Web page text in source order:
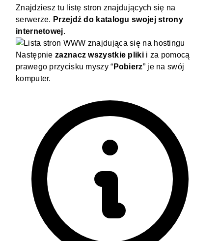
Znajdziesz tu listę stron znajdujących się na
serwerze. Przejdź do katalogu swojej strony
internetowej.
Następnie zaznacz wszystkie plikii za pomocą
prawego przycisku myszy “ Pobierz” je na swój
komputer.